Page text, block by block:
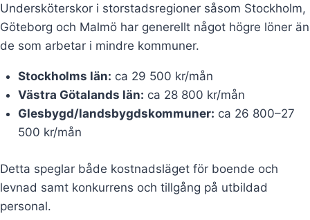
Undersköterskor i storstadsregioner såsom Stockholm,
Göteborg och Malmö har generellt något högre löner än
de som arbetar i mindre kommuner.
Stockholms län: ca 29 500 kr/mån
Västra Götalands län: ca 28 800 kr/mån
Glesbygd/landsbygdskommuner: ca 26 800–27
500 kr/mån
Detta speglar både kostnadsläget för boende och
levnad samt konkurrens och tillgång på utbildad
personal.